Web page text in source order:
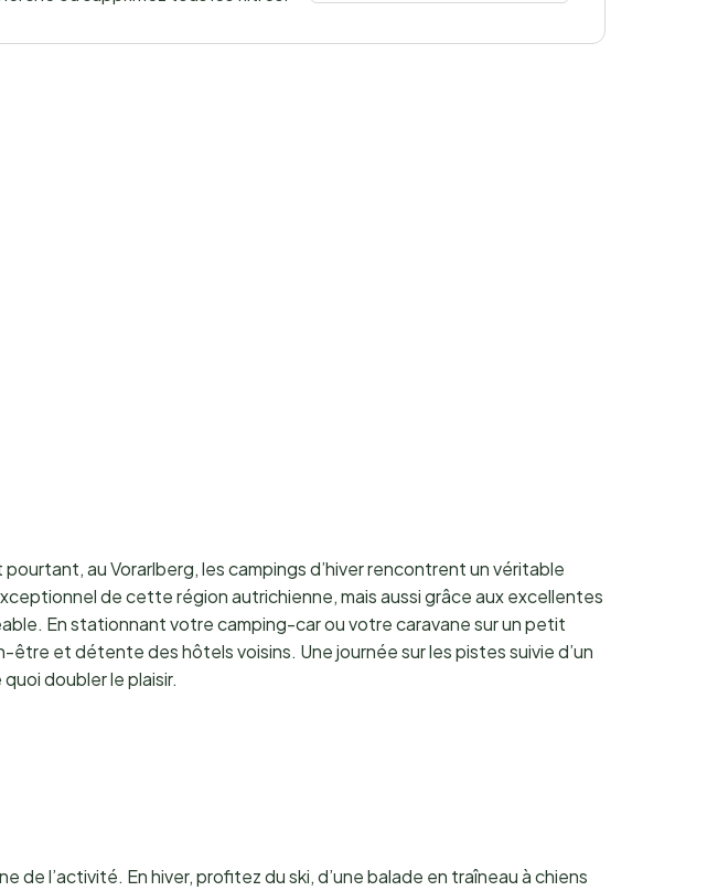
au Vorarlberg, les campings d’hiver rencontrent un véritable
de cette région autrichienne, mais aussi grâce aux excellentes
En stationnant votre camping-car ou votre caravane sur un petit
et détente des hôtels voisins. Une journée sur les pistes suivie d’un
doubler le plaisir.
de l’activité. En hiver, profitez du ski, d’une balade en traîneau à chiens